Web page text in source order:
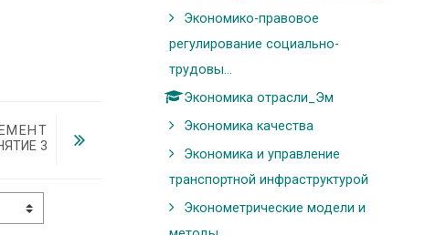
3
Экономико-правовое
регулирование социально-
трудовы...
Экономика отрасли_Эм
Экономика качества
Экономика и управление
транспортной инфраструктурой
Эконометрические модели и